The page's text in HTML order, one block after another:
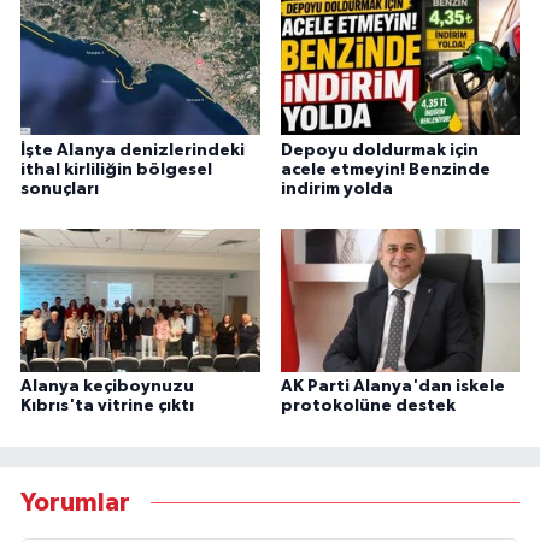
İşte Alanya denizlerindeki
ithal kirliliğin bölgesel
sonuçları
Depoyu doldurmak için
acele etmeyin! Benzinde
indirim yolda
Alanya keçiboynuzu
Kıbrıs'ta vitrine çıktı
AK Parti Alanya'dan iskele
protokolüne destek
Yorumlar